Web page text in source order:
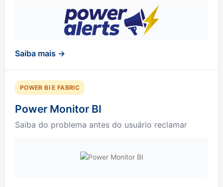
Saiba mais →
POWER BI E FABRIC
Power Monitor BI
Saiba do problema antes do usuário reclamar